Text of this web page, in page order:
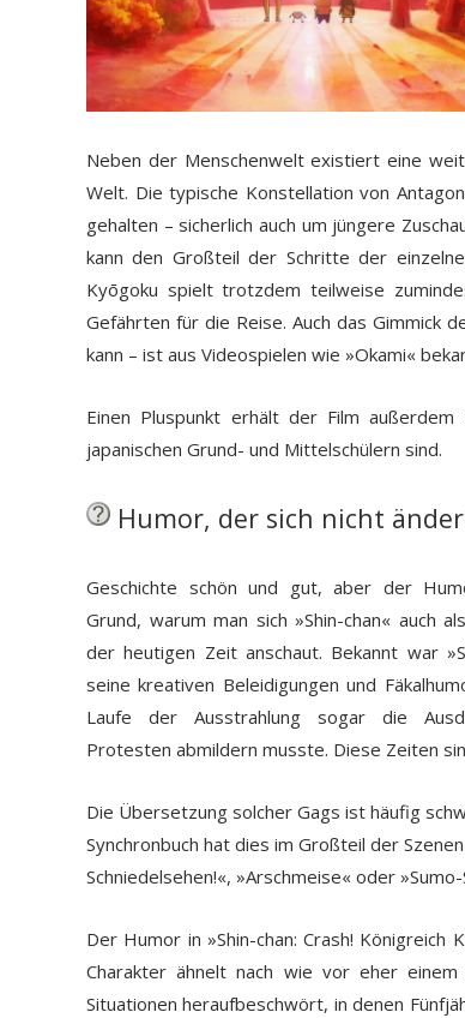
Neben der Menschenwelt existiert eine
Welt. Die typische Konstellation von
gehalten – sicherlich auch um jüngere
kann den Großteil der Schritte der
Kyōgoku spielt trotzdem teilweise
Gefährten für die Reise. Auch das Gimmick
kann – ist aus Videospielen wie »Okami«
Einen Pluspunkt erhält der Film
japanischen Grund- und Mittelschülern sind.
Humor, der sich nicht
Geschichte schön und gut, aber der
Grund, warum man sich »Shin-chan« auch
der heutigen Zeit anschaut. Bekannt war
seine kreativen Beleidigungen und
Laufe der Ausstrahlung sogar die
Protesten abmildern musste. Diese Zeiten
Die Übersetzung solcher Gags ist häufig
Synchronbuch hat dies im Großteil der
Schniedelsehen!«, »Arschmeise« oder
Der Humor in »Shin-chan: Crash!
Charakter ähnelt nach wie vor eher
Situationen heraufbeschwört, in denen